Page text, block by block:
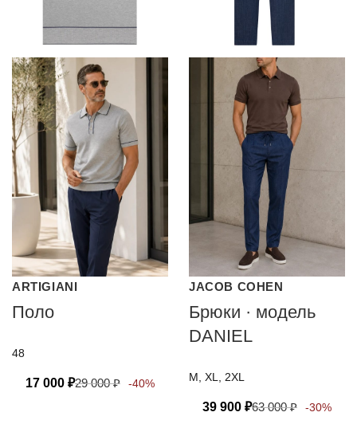
ARTIGIANI
Поло
48
17 000 ₽29 000₽ -40%
JACOB COHEN
Брюки · модель
DANIEL
M, XL, 2XL
39 900 ₽63 000₽ -30%